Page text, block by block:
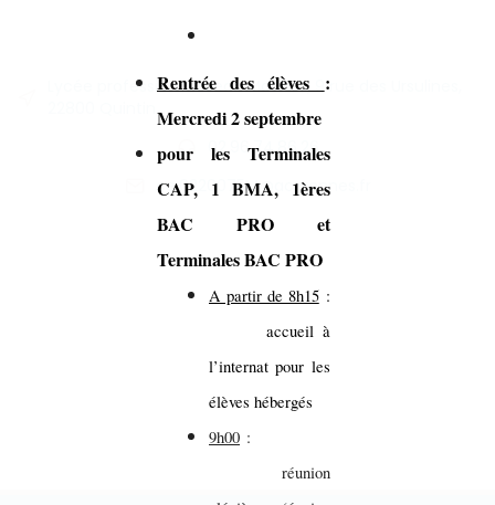
Rentrée des élèves :
Mercredi 2 septembre
pour les Terminales
CAP, 1 BMA, 1ères
BAC PRO et
Terminales BAC PRO
A partir de 8h15:
accueil à
l’internat pour les
élèves hébergés
9h00 :
réunion
Lycée professionnel Jean Monnet, 9 rue des Ursulines,
02.96.74.86.26
ce.0220075M@ac-rennes.fr